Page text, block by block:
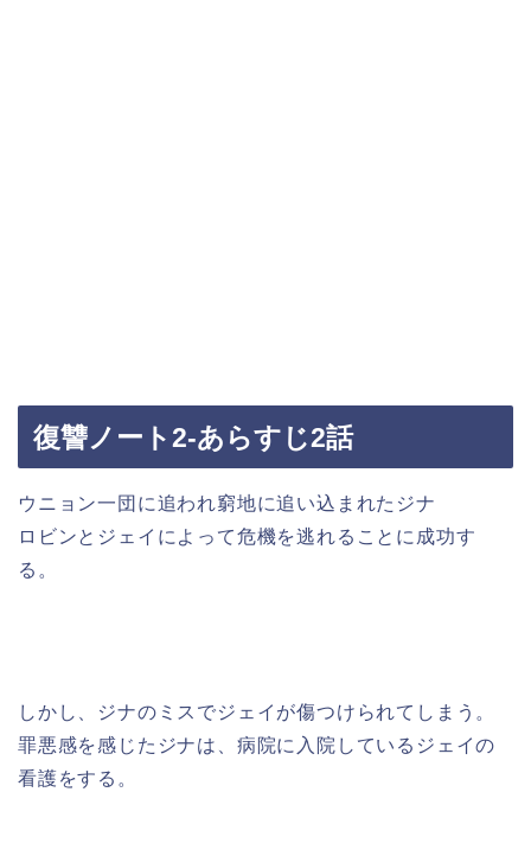
復讐ノート2-あらすじ2話
ウニョン一団に追われ窮地に追い込まれたジナ
ロビンとジェイによって危機を逃れることに成功す
る。
しかし、ジナのミスでジェイが傷つけられてしまう。
罪悪感を感じたジナは、病院に入院しているジェイの
看護をする。